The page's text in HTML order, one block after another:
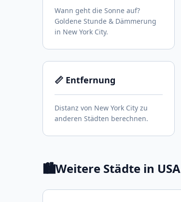
Wann geht die Sonne auf?
Goldene Stunde & Dämmerung
in New York City.
📏 Entfernung
Distanz von New York City zu
anderen Städten berechnen.
🏙️Weitere Städte in USA